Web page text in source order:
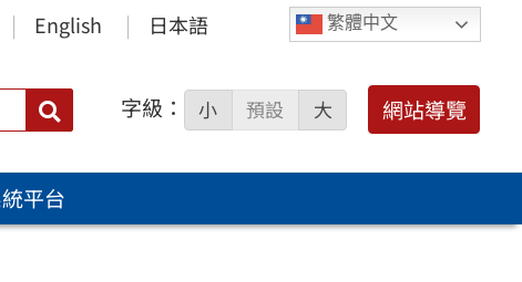
繁體中文
English 日本語
搜
尋：
字級： 小 預設 大 網站導覽
平台